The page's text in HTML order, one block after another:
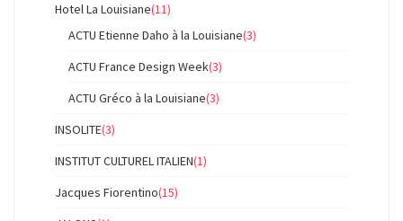
Hotel La Louisiane(11)
ACTU Etienne Daho à la Louisiane(3)
ACTU France Design Week(3)
ACTU Gréco à la Louisiane(3)
INSOLITE(3)
INSTITUT CULTUREL ITALIEN(1)
Jacques Fiorentino(15)